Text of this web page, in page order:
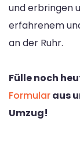
und erbringen
erfahrenem
an der Ruhr.
Fülle noch
Formularaus
Umzug!